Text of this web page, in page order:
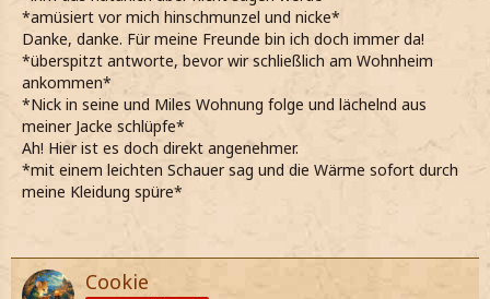
*amüsiert vor mich hinschmunzel und nicke*
Danke, danke. Für meine Freunde bin ich doch immer da!
*überspitzt antworte, bevor wir schließlich am Wohnheim
ankommen*
*Nick in seine und Miles Wohnung folge und lächelnd aus
meiner Jacke schlüpfe*
Ah! Hier ist es doch direkt angenehmer.
*mit einem leichten Schauer sag und die Wärme sofort durch
meine Kleidung spüre*
Cookie